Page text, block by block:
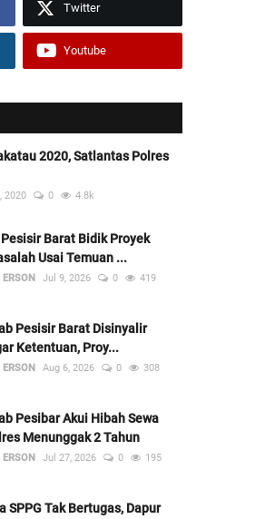
Twitter
Youtube
2020, Satlantas Polres
2020 0 4.8k
Pesisir Barat Bidik Proyek
Usai Temuan ...
Jul 9, 2026 0 419
Pesisir Barat Disinyalir
Ketentuan, Proy...
Aug 6, 2026 0 308
Pesibar Akui Hibah Sewa
Menunggak 2 Tahun
Jul 27, 2026 0 195
SPPG Tak Bertugas, Dapur